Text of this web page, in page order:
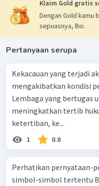
Klaim Gold gratis
Dengan Gold kamu
sepuasnya, lho.
Pertanyaan serupa
Kekacauan yang terjadi
mengakibatkan kondisi
Lembaga yang bertugas
meningkatkan tertib
ketertiban, ke...
1 0.0
Perhatikan pernyataan-
simbol-simbol tertentu Bertujuan untuk memenuhi